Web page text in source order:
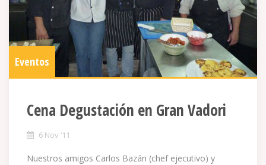
Eventos
Cena Degustación en Gran Vadori
6 Nov ’11
Nuestros amigos Carlos Bazán (chef ejecutivo) y